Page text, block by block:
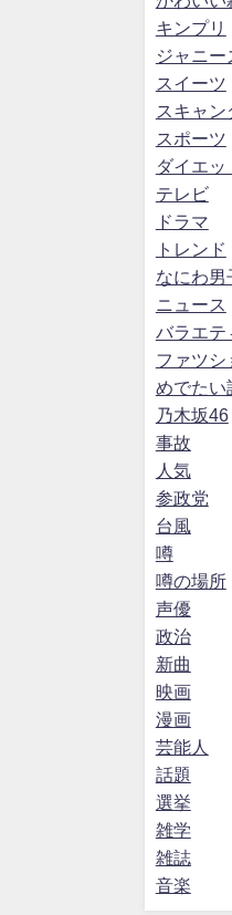
キンプリ
ジャニー
スイーツ
スキャン
スポーツ
ダイエッ
テレビ
ドラマ
トレンド
なにわ男
ニュース
バラエテ
ファツシ
めでたい
乃木坂46
事故
人気
参政党
台風
噂
噂の場所
声優
政治
新曲
映画
漫画
芸能人
話題
選挙
雑学
雑誌
音楽